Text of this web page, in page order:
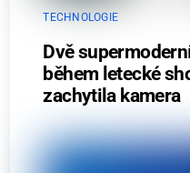
TECHNOLOGIE
Dvě
během letecké
zachytila kamera